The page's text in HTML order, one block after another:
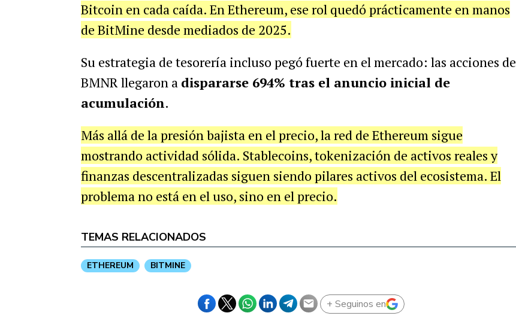
Bitcoin en cada caída. En Ethereum, ese rol quedó prácticamente en manos
de BitMine desde mediados de 2025.
Su estrategia de tesorería incluso pegó fuerte en el mercado: las acciones de
BMNR llegaron a dispararse 694% tras el anuncio inicial de
acumulación.
Más allá de la presión bajista en el precio, la red de Ethereum sigue
mostrando actividad sólida. Stablecoins, tokenización de activos reales y
finanzas descentralizadas siguen siendo pilares activos del ecosistema. El
problema no está en el uso, sino en el precio.
TEMAS RELACIONADOS
ETHEREUM BITMINE
+ Seguinos en